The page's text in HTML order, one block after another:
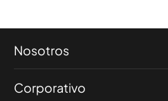
Nosotros
Corporativo